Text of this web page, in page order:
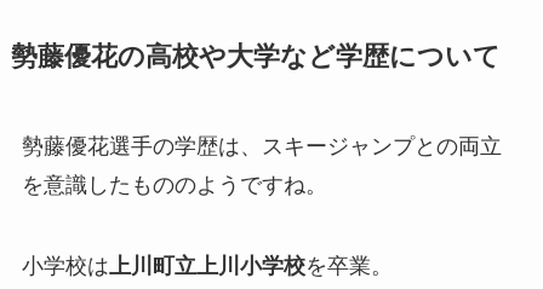
勢藤優花の高校や大学など学歴について
勢藤優花選手の学歴は、スキージャンプとの両立
を意識したもののようですね。
小学校は上川町立上川小学校を卒業。